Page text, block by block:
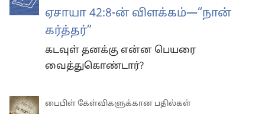
ஏசாயா 42:8-ன் விளக்கம்​—“நான்
கர்த்தர்”
கடவுள் தனக்கு என்ன பெயரை
வைத்துகொண்டார்?
பைபிள் கேள்விகளுக்கான பதில்கள்